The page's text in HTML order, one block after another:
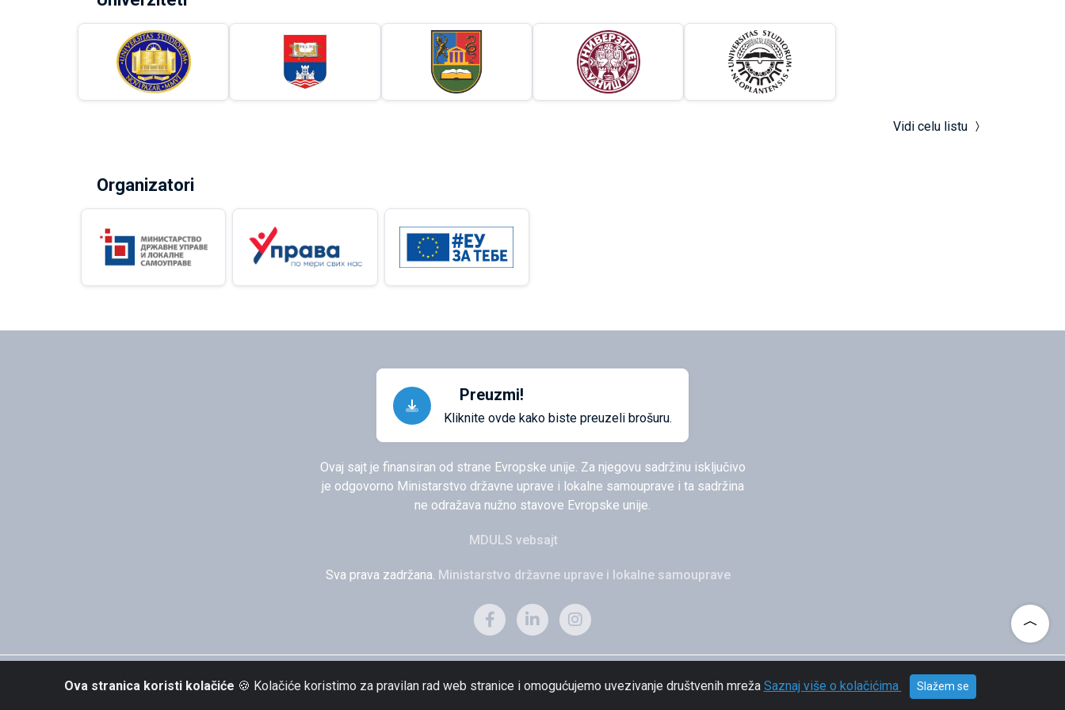
Ova stranica koristi kolačiće 🍪 Kolačiće koristimo za pravilan rad web stranice i omogućujemo uvezivanje društvenih mreža Saznaj više o kolačićima Slažem se
Vidi celu listu
Organizatori
Preuzmi!
Kliknite ovde kako biste preuzeli brošuru.
Ovaj sajt je finansiran od strane Evropske unije. Za njegovu sadržinu isključivo
je odgovorno Ministarstvo državne uprave i lokalne samouprave i ta sadržina
ne odražava nužno stavove Evropske unije.
MDULS vebsajt
Sva prava zadržana. Ministarstvo državne uprave i lokalne samouprave